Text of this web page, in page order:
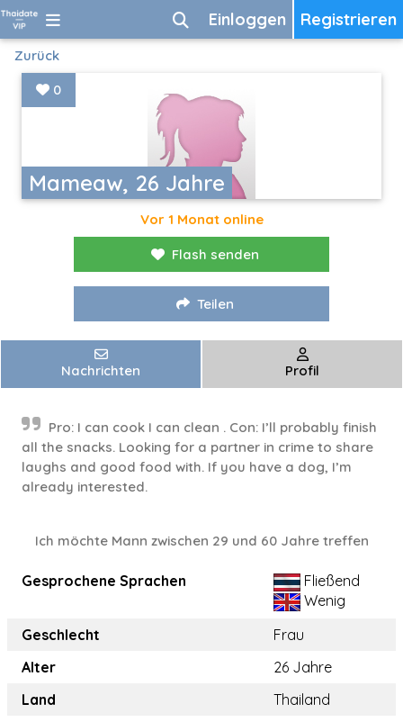
Registrieren
Einloggen
Zurück
Mameaw, 26 Jahre
0
Vor 1 Monat online
Flash senden
Teilen
Nachrichten Profil
Pro: I can cook I can clean . Con: I’ll probably finish
all the snacks. Looking for a partner in crime to share
laughs and good food with. If you have a dog, I’m
already interested.
Ich möchte Mann zwischen 29 und 60 Jahre treffen
Gesprochene Sprachen
Fließend
Wenig
Geschlecht
Frau
Alter
26 Jahre
Land
Thailand